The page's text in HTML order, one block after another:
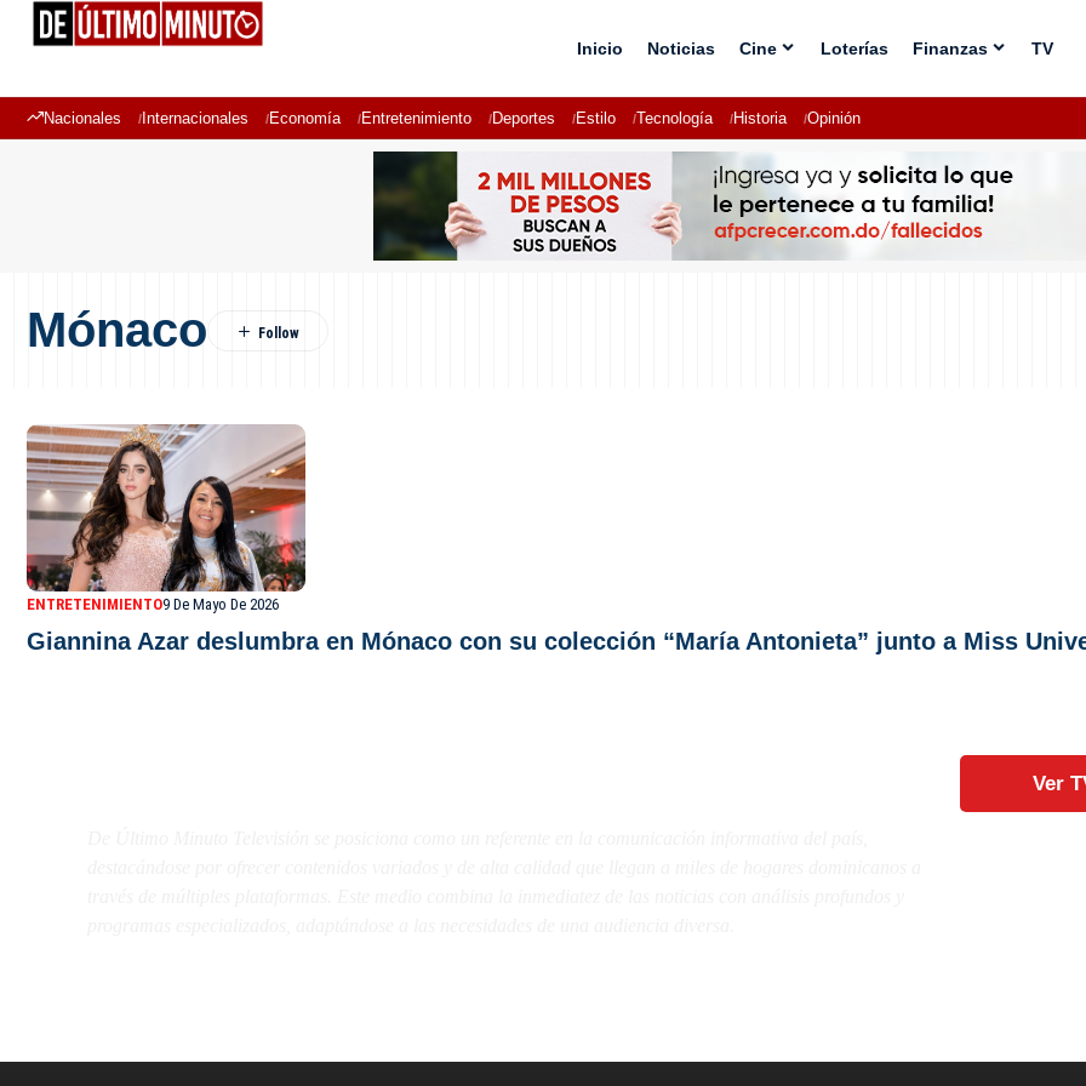
Inicio Noticias Cine Loterías Finanzas TV
Nacionales Internacionales Economía Entretenimiento Deportes Estilo Tecnología Historia Opinión
Mónaco
ENTRETENIMIENTO9 De Mayo De 2026
Giannina Azar deslumbra en Mónaco con su colección “María Antonieta” junto a Miss
Ver